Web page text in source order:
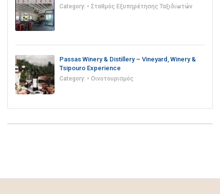
Category: • Σταθμός Εξυπηρέτησης Ταξιδιωτών
Passas Winery & Distillery – Vineyard, Winery &
Tsipouro Experience
Category: • Οινοτουρισμός